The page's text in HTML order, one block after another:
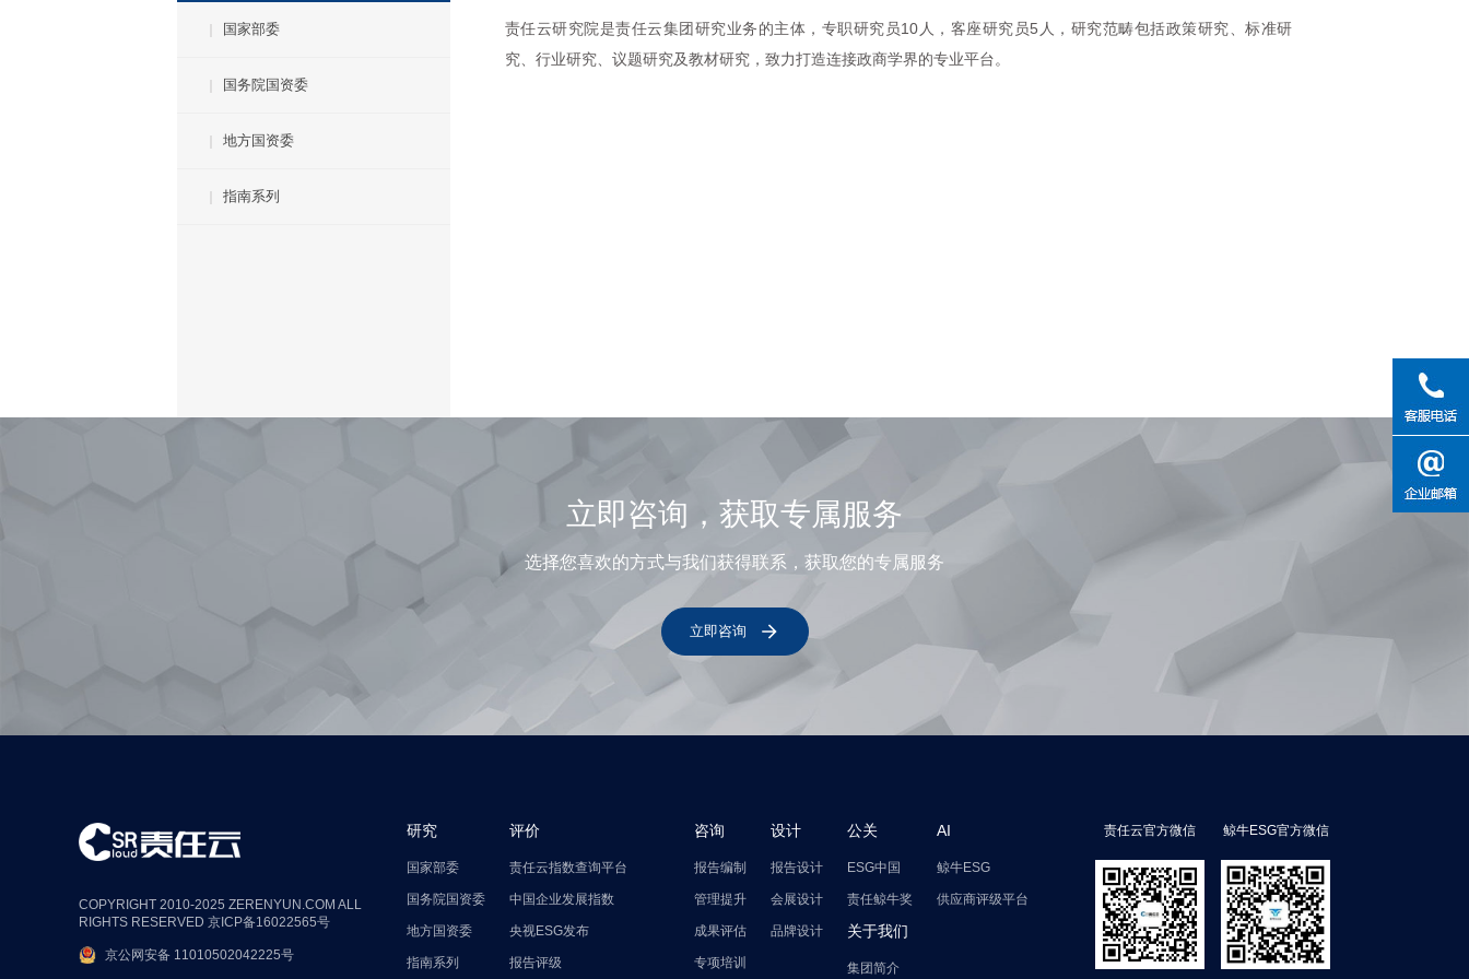
国家部委
国务院国资委
地方国资委
指南系列
责任云研究院是责任云集团研究业务的主体，专职研究员10人，客座研究员5人，研究范畴包括政策研究、标准研
究、行业研究、议题研究及教材研究，致力打造连接政商学界的专业平台。
立即咨询，获取专属服务
选择您喜欢的方式与我们获得联系，获取您的专属服务
立即咨询
COPYRIGHT 2010-2025 ZERENYUN.COM ALL
RIGHTS RESERVED 京ICP备16022565号
京公网安备 11010502042225号
研究
国家部委
国务院国资委
地方国资委
指南系列
评价
责任云指数查询平台
中国企业发展指数
央视ESG发布
报告评级
咨询
报告编制
管理提升
成果评估
专项培训
设计
报告设计
会展设计
品牌设计
公关
ESG中国
责任鲸牛奖
AI
鲸牛ESG
供应商评级平台
关于我们
集团简介
责任云官方微信 鲸牛ESG官方微信